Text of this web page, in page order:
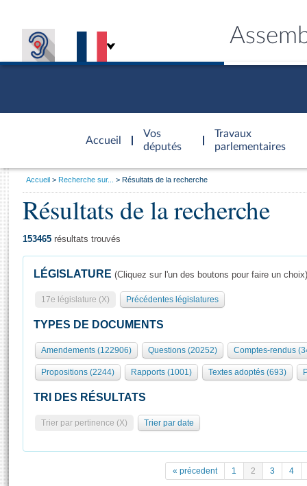
Accueil
d'accueil
Vos
députés
Travaux
parlementaires
Présidence
577 députés
Groupes politiques
Séance publique
Commissions et autres organes
Europe et International
Pétitions
Général
Rôle et pouvoirs de l'Assemblée
Organisation de l'Assemblée
Présidence Conférence des Présidents Bureau Collège des
Statistiques et chiffres clés
( Constitution | Règlement de l'Assemblée ... )
Visiter l'Assemblée
Visite virtuelle du palais Bourbon
Assister à une séance
Vous
Accueil Recherche sur... Résultats de la recherche
Résultats de la recherche
153465 résultats trouvés
LÉGISLATURE (Cliquez sur l'un des boutons pour faire un choix)
17e législature (X) Précédentes législatures
TYPES DE DOCUMENTS
Amendements (122906) Questions (20252) Comptes-rendus
Propositions (2244) Rapports (1001) Textes adoptés (693)
TRI DES RÉSULTATS
Trier par pertinence (X) Trier par date
« précedent 1 2 3 4